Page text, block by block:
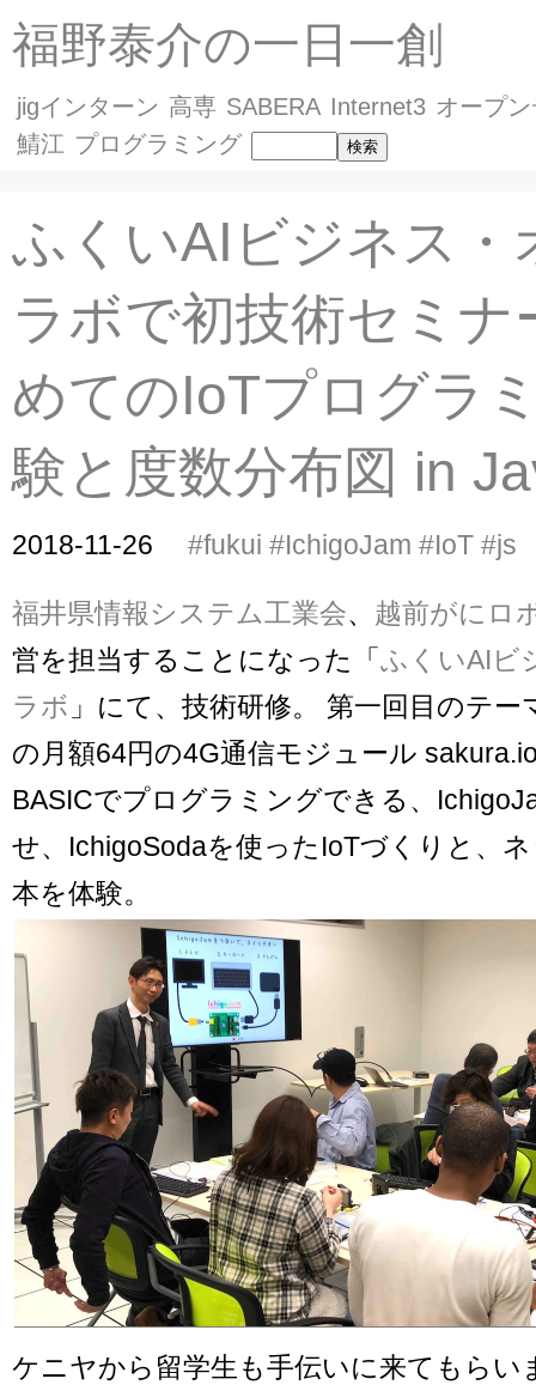
福野泰介の一日一創
jigインターン 高専 SABERA Internet3 オープ
鯖江 プログラミング
ふくいAIビジネス・
ラボで初技術セミナ
めてのIoTプログラ
験と度数分布図 in
2018-11-26 #fukui #IchigoJam #IoT #js
福井県情報システム工業会、 越前がにロ
営を担当することになった「ふくいAIビ
ラボ 」にて、技術研修。 第一回目のテー
の月額64円の4G通信モジュール
BASICでプログラミングできる、
せ、IchigoSodaを使ったIoTづくりと、
本を体験。
ケニヤから留学生も手伝いに来てもらい